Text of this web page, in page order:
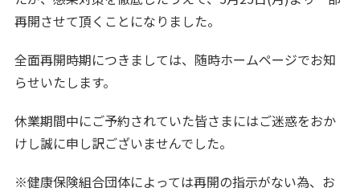
再開させて頂くことになりました。
全面再開時期につきましては、随時ホームページでお知
らせいたします。
休業期間中にご予約されていた皆さまにはご迷惑をおか
けし誠に申し訳ございませんでした。
※健康保険組合団体によっては再開の指示がない為、お